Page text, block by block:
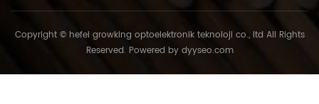
Copyright © hefei growking optoelektronik teknoloji co., ltd All Rights
Reserved. Powered by dyyseo.com